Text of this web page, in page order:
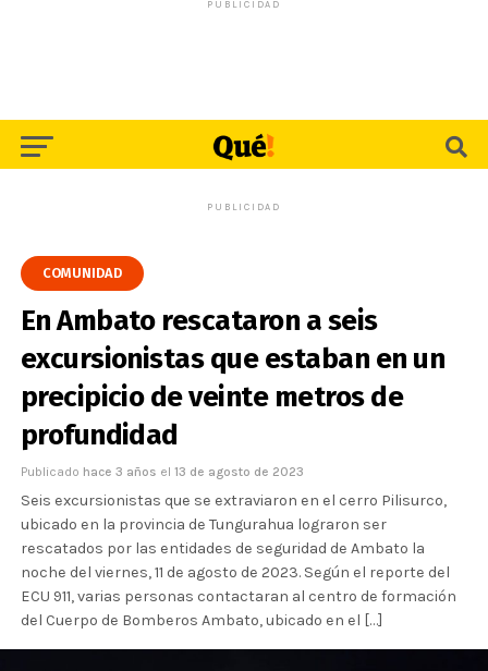
PUBLICIDAD
PUBLICIDAD
COMUNIDAD
En Ambato rescataron a seis
excursionistas que estaban en un
precipicio de veinte metros de
profundidad
Publicado hace 3 años el 13 de agosto de 2023
Seis excursionistas que se extraviaron en el cerro Pilisurco,
ubicado en la provincia de Tungurahua lograron ser
rescatados por las entidades de seguridad de Ambato la
noche del viernes, 11 de agosto de 2023. Según el reporte del
ECU 911, varias personas contactaran al centro de formación
del Cuerpo de Bomberos Ambato, ubicado en el […]